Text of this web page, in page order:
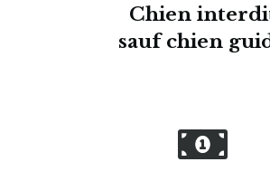
Chien
sauf chien